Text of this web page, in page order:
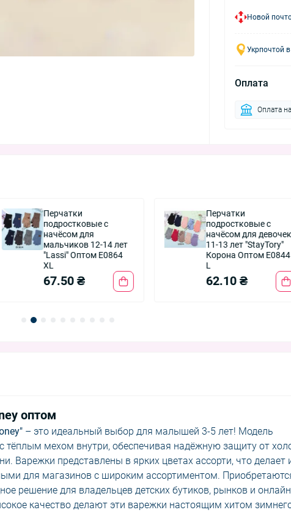
Новой
Укрпочтой
Оплата
Оплата
Перчатки
подростковые с
начёсом для
мальчиков 12-14 лет
"Lassi" Оптом E0864
XL
67.50 ₴
Перчатки
подростковые с
начёсом для девочек
11-13 лет "StayTory"
Корона Оптом E0844
L
62.10 ₴
оптом
– это идеальный выбор для малышей 3-5 лет! Модель
тёплым мехом внутри, обеспечивая надёжную защиту от
Варежки представлены в ярких цветах ассорти, что делает
для магазинов с широким ассортиментом.
решение для владельцев детских бутиков, рынков и
качество делают эти варежки настоящим хитом